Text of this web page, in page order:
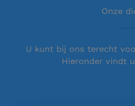
Onze
U kunt bij ons terecht
Hieronder vindt